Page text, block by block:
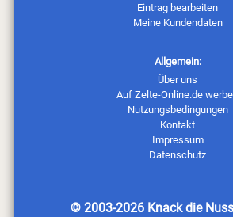
Eintrag bearbeiten
Meine Kundendaten
Allgemein:
Über uns
Auf Zelte-Online.de
Nutzungsbedingungen
Kontakt
Impressum
Datenschutz
© 2003-2026 Knack die